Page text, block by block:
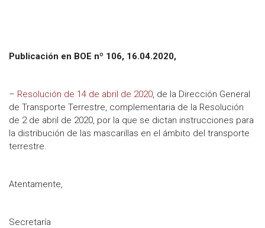
Publicación en BOE nº 106, 16.04.2020,
– Resolución de 14 de abril de 2020, de la Dirección General
de Transporte Terrestre, complementaria de la Resolución
de 2 de abril de 2020, por la que se dictan instrucciones para
la distribución de las mascarillas en el ámbito del transporte
terrestre.
Atentamente,
Secretaría